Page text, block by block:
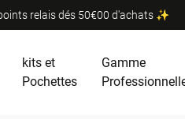
relais dés 50€00 d'achats ✨
kits et
Pochettes
Gamme